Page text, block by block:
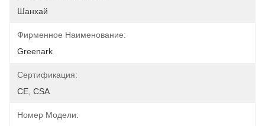
Шанхай
Фирменное Наименование:
Greenark
Сертификация:
CE, CSA
Номер Модели: